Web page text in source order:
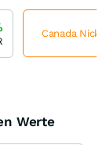
Werte
Canada